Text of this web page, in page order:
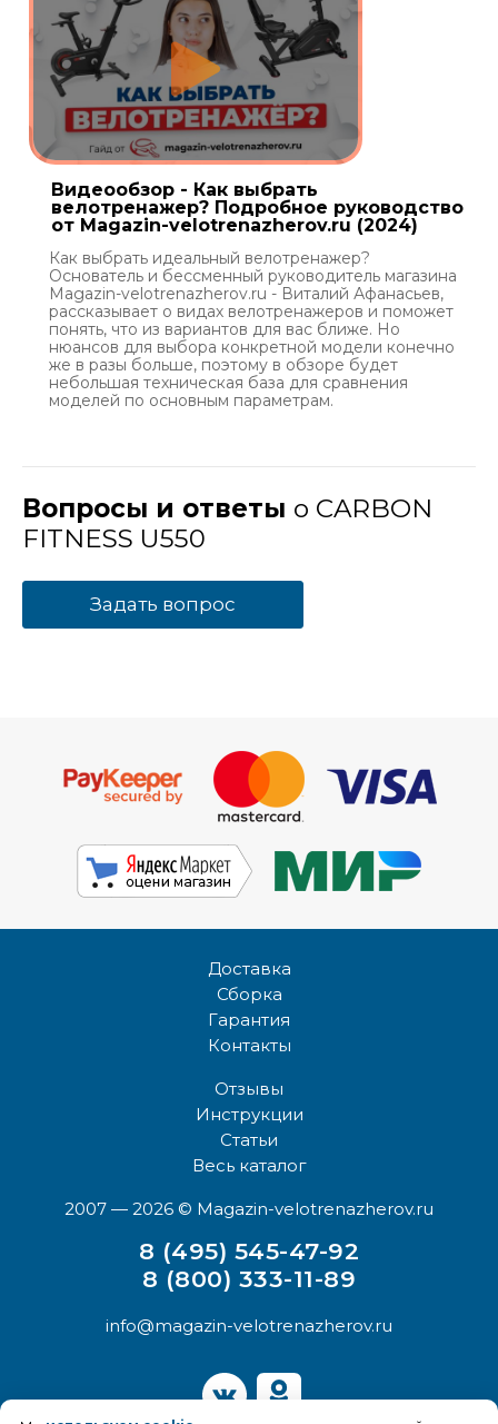
Видеообзор - Как выбрать
велотренажер? Подробное руководство
от Magazin-velotrenazherov.ru (2024)
Как выбрать идеальный велотренажер?
Основатель и бессменный руководитель магазина
Magazin-velotrenazherov.ru - Виталий Афанасьев,
рассказывает о видах велотренажеров и поможет
понять, что из вариантов для вас ближе. Но
нюансов для выбора конкретной модели конечно
же в разы больше, поэтому в обзоре будет
небольшая техническая база для сравнения
моделей по основным параметрам.
Вопросы и ответы о CARBON
FITNESS U550
Задать вопрос
Доставка
Сборка
Гарантия
Контакты
Отзывы
Инструкции
Статьи
Весь каталог
2007 — 2026 © Magazin-velotrenazherov.ru
8 (495) 545-47-92
8 (800) 333-11-89
info@magazin-velotrenazherov.ru